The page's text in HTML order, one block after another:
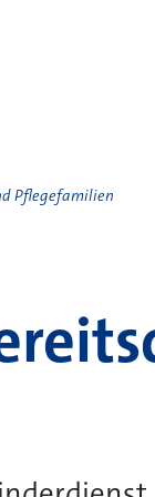
Pflegefamilien